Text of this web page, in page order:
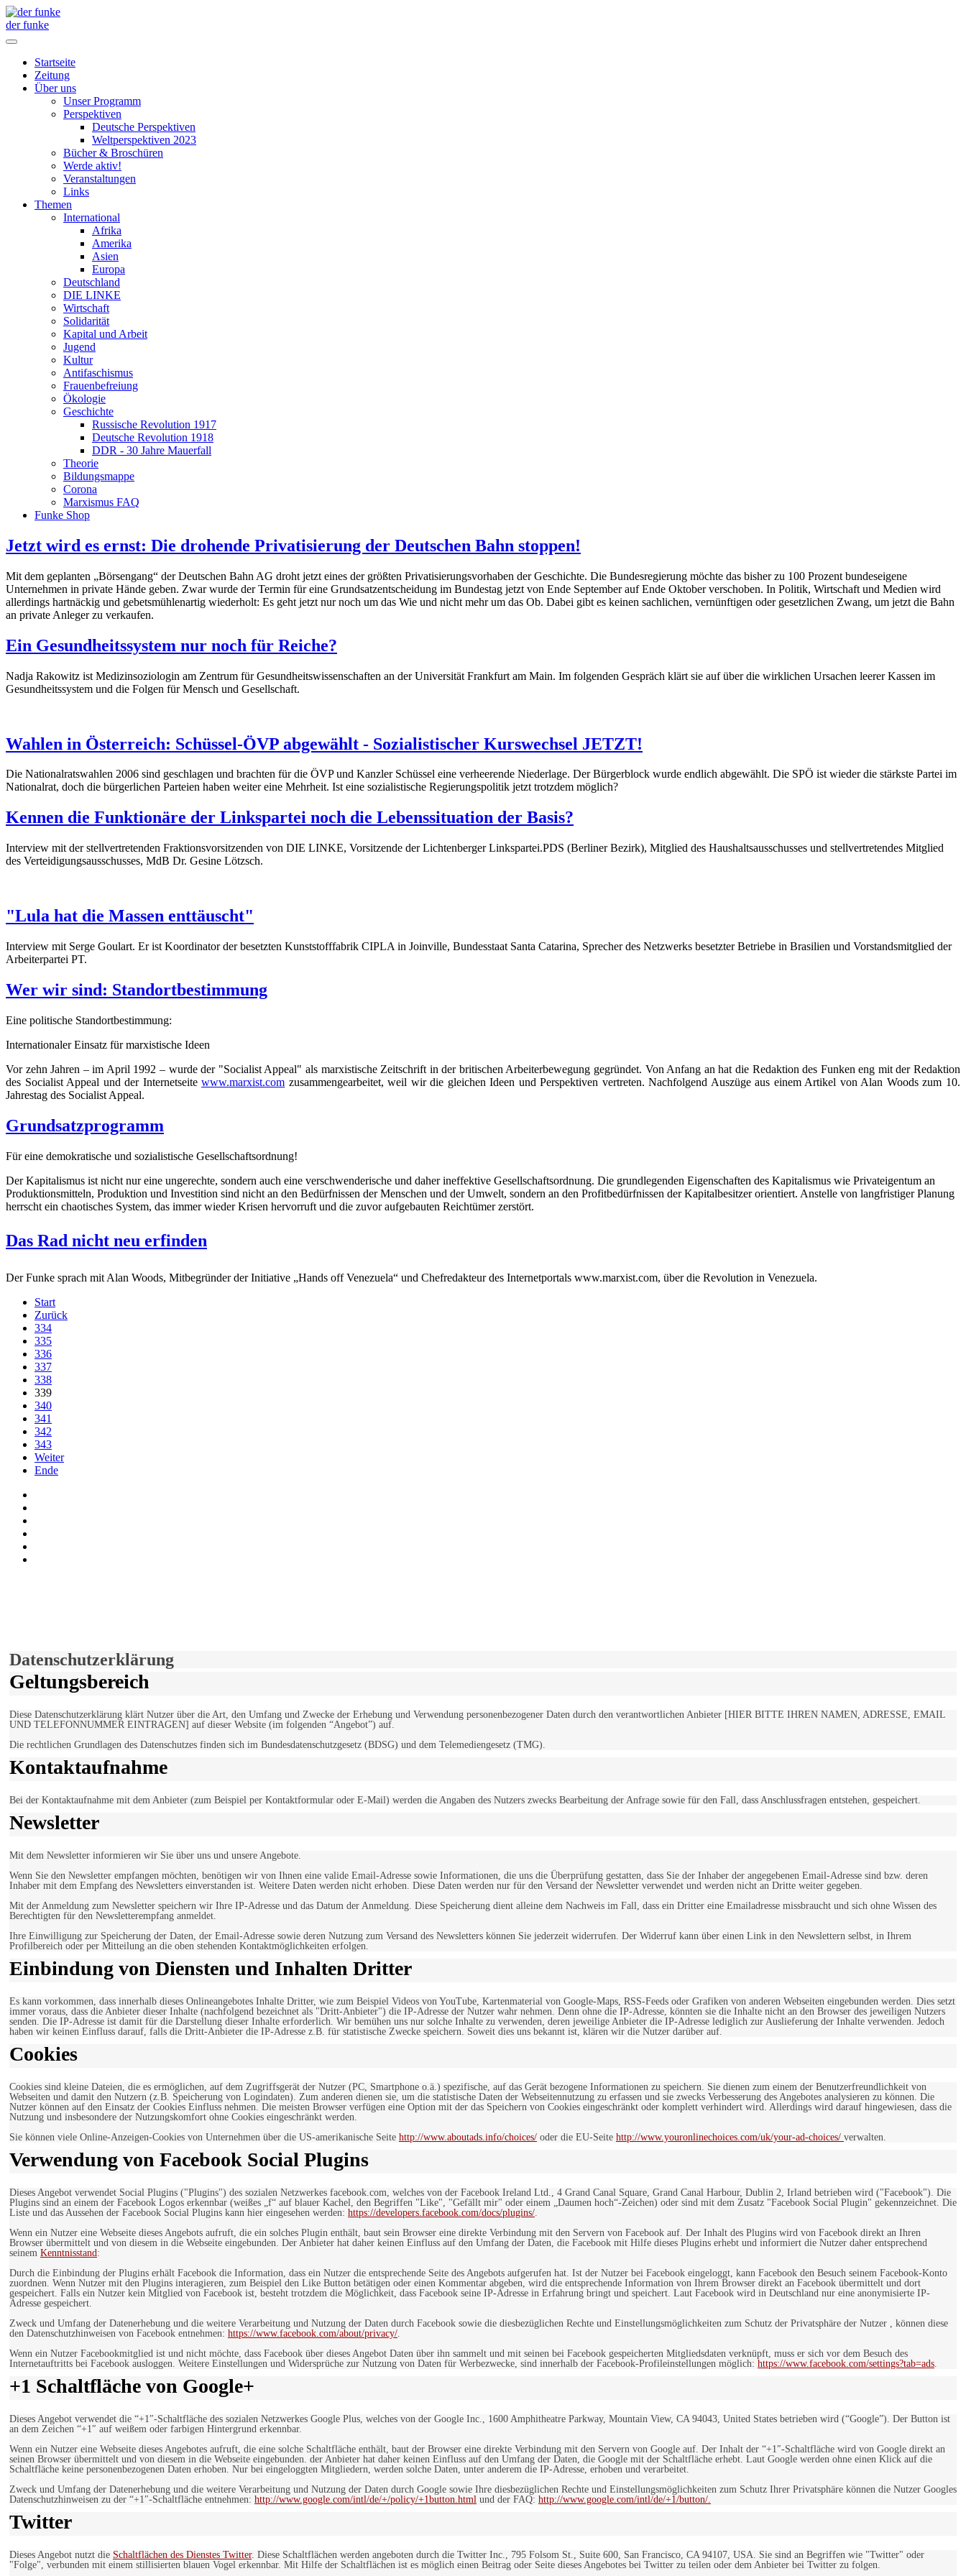
der funke
Startseite
Zeitung
Über uns
Unser Programm
Perspektiven
Deutsche Perspektiven
Weltperspektiven 2023
Bücher & Broschüren
Werde aktiv!
Veranstaltungen
Links
Themen
International
Afrika
Amerika
Asien
Europa
Deutschland
DIE LINKE
Wirtschaft
Solidarität
Kapital und Arbeit
Jugend
Kultur
Antifaschismus
Frauenbefreiung
Ökologie
Geschichte
Russische Revolution 1917
Deutsche Revolution 1918
DDR - 30 Jahre Mauerfall
Theorie
Bildungsmappe
Corona
Marxismus FAQ
Funke Shop
Jetzt wird es ernst: Die drohende Privatisierung der Deutschen Bahn stoppen!
Mit dem geplanten „Börsengang“ der Deutschen Bahn AG droht jetzt eines der größten Privatisierungsvorhaben der Geschichte. Die Bundesregierung möchte das bisher zu 100 Prozent bundeseigene
Unternehmen in private Hände geben. Zwar wurde der Termin für eine Grundsatzentscheidung im Bundestag jetzt von Ende September auf Ende Oktober verschoben. In Politik, Wirtschaft und Medien wird
allerdings hartnäckig und gebetsmühlenartig wiederholt: Es geht jetzt nur noch um das Wie und nicht mehr um das Ob. Dabei gibt es keinen sachlichen, vernünftigen oder gesetzlichen Zwang, um jetzt die Bahn
an private Anleger zu verkaufen.
Ein Gesundheitssystem nur noch für Reiche?
Nadja Rakowitz ist Medizinsoziologin am Zentrum für Gesundheitswissenschaften an der Universität Frankfurt am Main. Im folgenden Gespräch klärt sie auf über die wirklichen Ursachen leerer Kassen im
Gesundheitssystem und die Folgen für Mensch und Gesellschaft.
Wahlen in Österreich: Schüssel-ÖVP abgewählt - Sozialistischer Kurswechsel JETZT!
Die Nationalratswahlen 2006 sind geschlagen und brachten für die ÖVP und Kanzler Schüssel eine verheerende Niederlage. Der Bürgerblock wurde endlich abgewählt. Die SPÖ ist wieder die stärkste Partei im
Nationalrat, doch die bürgerlichen Parteien haben weiter eine Mehrheit. Ist eine sozialistische Regierungspolitik jetzt trotzdem möglich?
Kennen die Funktionäre der Linkspartei noch die Lebenssituation der Basis?
Interview mit der stellvertretenden Fraktionsvorsitzenden von DIE LINKE, Vorsitzende der Lichtenberger Linkspartei.PDS (Berliner Bezirk), Mitglied des Haushaltsausschusses und stellvertretendes Mitglied
des Verteidigungsausschusses, MdB Dr. Gesine Lötzsch.
"Lula hat die Massen enttäuscht"
Interview mit Serge Goulart. Er ist Koordinator der besetzten Kunststofffabrik CIPLA in Joinville, Bundesstaat Santa Catarina, Sprecher des Netzwerks besetzter Betriebe in Brasilien und Vorstandsmitglied der
Arbeiterpartei PT.
Wer wir sind: Standortbestimmung
Eine politische Standortbestimmung:
Internationaler Einsatz für marxistische Ideen
Vor zehn Jahren – im April 1992 – wurde der "Socialist Appeal" als marxistische Zeitschrift in der britischen Arbeiterbewegung gegründet. Von Anfang an hat die Redaktion des Funken eng mit der Redaktion
des Socialist Appeal und der Internetseitewww.marxist.com zusammengearbeitet, weil wir die gleichen Ideen und Perspektiven vertreten. Nachfolgend Auszüge aus einem Artikel von Alan Woods zum 10.
Jahrestag des Socialist Appeal.
Grundsatzprogramm
Für eine demokratische und sozialistische Gesellschaftsordnung!
Der Kapitalismus ist nicht nur eine ungerechte, sondern auch eine verschwenderische und daher ineffektive Gesellschaftsordnung. Die grundlegenden Eigenschaften des Kapitalismus wie Privateigentum an
Produktionsmitteln, Produktion und Investition sind nicht an den Bedürfnissen der Menschen und der Umwelt, sondern an den Profitbedürfnissen der Kapitalbesitzer orientiert. Anstelle von langfristiger Planung
herrscht ein chaotisches System, das immer wieder Krisen hervorruft und die zuvor aufgebauten Reichtümer zerstört.
Das Rad nicht neu erfinden
Der Funke sprach mit Alan Woods, Mitbegründer der Initiative „Hands off Venezuela“ und Chefredakteur des Internetportals www.marxist.com, über die Revolution in Venezuela.
Start
Zurück
334
335
336
337
338
339
340
341
342
343
Weiter
Ende
Datenschutzerklärung
Geltungsbereich
Diese Datenschutzerklärung klärt Nutzer über die Art, den Umfang und Zwecke der Erhebung und Verwendung personenbezogener Daten durch den verantwortlichen Anbieter [HIER BITTE IHREN NAMEN, ADRESSE, EMAIL
UND TELEFONNUMMER EINTRAGEN] auf dieser Website (im folgenden “Angebot”) auf.
Die rechtlichen Grundlagen des Datenschutzes finden sich im Bundesdatenschutzgesetz (BDSG) und dem Telemediengesetz (TMG).
Kontaktaufnahme
Bei der Kontaktaufnahme mit dem Anbieter (zum Beispiel per Kontaktformular oder E-Mail) werden die Angaben des Nutzers zwecks Bearbeitung der Anfrage sowie für den Fall, dass Anschlussfragen entstehen, gespeichert.
Newsletter
Mit dem Newsletter informieren wir Sie über uns und unsere Angebote.
Wenn Sie den Newsletter empfangen möchten, benötigen wir von Ihnen eine valide Email-Adresse sowie Informationen, die uns die Überprüfung gestatten, dass Sie der Inhaber der angegebenen Email-Adresse sind bzw. deren
Inhaber mit dem Empfang des Newsletters einverstanden ist. Weitere Daten werden nicht erhoben. Diese Daten werden nur für den Versand der Newsletter verwendet und werden nicht an Dritte weiter gegeben.
Mit der Anmeldung zum Newsletter speichern wir Ihre IP-Adresse und das Datum der Anmeldung. Diese Speicherung dient alleine dem Nachweis im Fall, dass ein Dritter eine Emailadresse missbraucht und sich ohne Wissen des
Berechtigten für den Newsletterempfang anmeldet.
Ihre Einwilligung zur Speicherung der Daten, der Email-Adresse sowie deren Nutzung zum Versand des Newsletters können Sie jederzeit widerrufen. Der Widerruf kann über einen Link in den Newslettern selbst, in Ihrem
Profilbereich oder per Mitteilung an die oben stehenden Kontaktmöglichkeiten erfolgen.
Einbindung von Diensten und Inhalten Dritter
Es kann vorkommen, dass innerhalb dieses Onlineangebotes Inhalte Dritter, wie zum Beispiel Videos von YouTube, Kartenmaterial von Google-Maps, RSS-Feeds oder Grafiken von anderen Webseiten eingebunden werden. Dies setzt
immer voraus, dass die Anbieter dieser Inhalte (nachfolgend bezeichnet als "Dritt-Anbieter") die IP-Adresse der Nutzer wahr nehmen. Denn ohne die IP-Adresse, könnten sie die Inhalte nicht an den Browser des jeweiligen Nutzers
senden. Die IP-Adresse ist damit für die Darstellung dieser Inhalte erforderlich. Wir bemühen uns nur solche Inhalte zu verwenden, deren jeweilige Anbieter die IP-Adresse lediglich zur Auslieferung der Inhalte verwenden. Jedoch
haben wir keinen Einfluss darauf, falls die Dritt-Anbieter die IP-Adresse z.B. für statistische Zwecke speichern. Soweit dies uns bekannt ist, klären wir die Nutzer darüber auf.
Cookies
Cookies sind kleine Dateien, die es ermöglichen, auf dem Zugriffsgerät der Nutzer (PC, Smartphone o.ä.) spezifische, auf das Gerät bezogene Informationen zu speichern. Sie dienen zum einem der Benutzerfreundlichkeit von
Webseiten und damit den Nutzern (z.B. Speicherung von Logindaten). Zum anderen dienen sie, um die statistische Daten der Webseitennutzung zu erfassen und sie zwecks Verbesserung des Angebotes analysieren zu können. Die
Nutzer können auf den Einsatz der Cookies Einfluss nehmen. Die meisten Browser verfügen eine Option mit der das Speichern von Cookies eingeschränkt oder komplett verhindert wird. Allerdings wird darauf hingewiesen, dass die
Nutzung und insbesondere der Nutzungskomfort ohne Cookies eingeschränkt werden.
Sie können viele Online-Anzeigen-Cookies von Unternehmen über die US-amerikanische Seite http://www.aboutads.info/choices/ oder die EU-Seite http://www.youronlinechoices.com/uk/your-ad-choices/ verwalten.
Verwendung von Facebook Social Plugins
Dieses Angebot verwendet Social Plugins ("Plugins") des sozialen Netzwerkes facebook.com, welches von der Facebook Ireland Ltd., 4 Grand Canal Square, Grand Canal Harbour, Dublin 2, Irland betrieben wird ("Facebook"). Die
Plugins sind an einem der Facebook Logos erkennbar (weißes „f“ auf blauer Kachel, den Begriffen "Like", "Gefällt mir" oder einem „Daumen hoch“-Zeichen) oder sind mit dem Zusatz "Facebook Social Plugin" gekennzeichnet. Die
Liste und das Aussehen der Facebook Social Plugins kann hier eingesehen werden: https://developers.facebook.com/docs/plugins/.
Wenn ein Nutzer eine Webseite dieses Angebots aufruft, die ein solches Plugin enthält, baut sein Browser eine direkte Verbindung mit den Servern von Facebook auf. Der Inhalt des Plugins wird von Facebook direkt an Ihren
Browser übermittelt und von diesem in die Webseite eingebunden. Der Anbieter hat daher keinen Einfluss auf den Umfang der Daten, die Facebook mit Hilfe dieses Plugins erhebt und informiert die Nutzer daher entsprechend
seinem Kenntnisstand:
Durch die Einbindung der Plugins erhält Facebook die Information, dass ein Nutzer die entsprechende Seite des Angebots aufgerufen hat. Ist der Nutzer bei Facebook eingeloggt, kann Facebook den Besuch seinem Facebook-Konto
zuordnen. Wenn Nutzer mit den Plugins interagieren, zum Beispiel den Like Button betätigen oder einen Kommentar abgeben, wird die entsprechende Information von Ihrem Browser direkt an Facebook übermittelt und dort
gespeichert. Falls ein Nutzer kein Mitglied von Facebook ist, besteht trotzdem die Möglichkeit, dass Facebook seine IP-Adresse in Erfahrung bringt und speichert. Laut Facebook wird in Deutschland nur eine anonymisierte IP-
Adresse gespeichert.
Zweck und Umfang der Datenerhebung und die weitere Verarbeitung und Nutzung der Daten durch Facebook sowie die diesbezüglichen Rechte und Einstellungsmöglichkeiten zum Schutz der Privatsphäre der Nutzer , können diese
den Datenschutzhinweisen von Facebook entnehmen: https://www.facebook.com/about/privacy/.
Wenn ein Nutzer Facebookmitglied ist und nicht möchte, dass Facebook über dieses Angebot Daten über ihn sammelt und mit seinen bei Facebook gespeicherten Mitgliedsdaten verknüpft, muss er sich vor dem Besuch des
Internetauftritts bei Facebook ausloggen. Weitere Einstellungen und Widersprüche zur Nutzung von Daten für Werbezwecke, sind innerhalb der Facebook-Profileinstellungen möglich: https://www.facebook.com/settings?tab=ads.
+1 Schaltfläche von Google+
Dieses Angebot verwendet die “+1″-Schaltfläche des sozialen Netzwerkes Google Plus, welches von der Google Inc., 1600 Amphitheatre Parkway, Mountain View, CA 94043, United States betrieben wird (“Google”). Der Button ist
an dem Zeichen “+1″ auf weißem oder farbigen Hintergrund erkennbar.
Wenn ein Nutzer eine Webseite dieses Angebotes aufruft, die eine solche Schaltfläche enthält, baut der Browser eine direkte Verbindung mit den Servern von Google auf. Der Inhalt der “+1″-Schaltfläche wird von Google direkt an
seinen Browser übermittelt und von diesem in die Webseite eingebunden. der Anbieter hat daher keinen Einfluss auf den Umfang der Daten, die Google mit der Schaltfläche erhebt. Laut Google werden ohne einen Klick auf die
Schaltfläche keine personenbezogenen Daten erhoben. Nur bei eingeloggten Mitgliedern, werden solche Daten, unter anderem die IP-Adresse, erhoben und verarbeitet.
Zweck und Umfang der Datenerhebung und die weitere Verarbeitung und Nutzung der Daten durch Google sowie Ihre diesbezüglichen Rechte und Einstellungsmöglichkeiten zum Schutz Ihrer Privatsphäre können die Nutzer Googles
Datenschutzhinweisen zu der “+1″-Schaltfläche entnehmen: http://www.google.com/intl/de/+/policy/+1button.html und der FAQ: http://www.google.com/intl/de/+1/button/.
Twitter
Dieses Angebot nutzt die Schaltflächen des Dienstes Twitter. Diese Schaltflächen werden angeboten durch die Twitter Inc., 795 Folsom St., Suite 600, San Francisco, CA 94107, USA. Sie sind an Begriffen wie "Twitter" oder
"Folge", verbunden mit einem stillisierten blauen Vogel erkennbar. Mit Hilfe der Schaltflächen ist es möglich einen Beitrag oder Seite dieses Angebotes bei Twitter zu teilen oder dem Anbieter bei Twitter zu folgen.